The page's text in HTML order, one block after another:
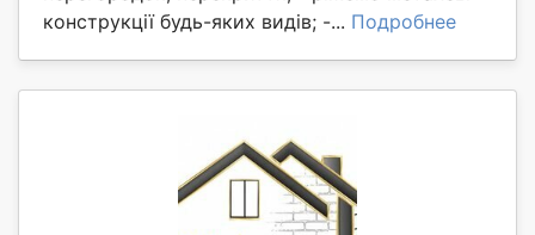
конструкції будь-яких видів; -... Подробнее